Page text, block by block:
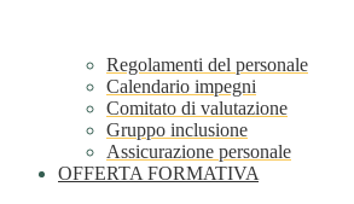
Regolamenti del personale
Calendario impegni
Comitato di valutazione
Gruppo inclusione
Assicurazione personale
OFFERTA FORMATIVA